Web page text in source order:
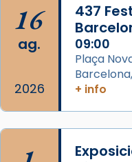
Segons el llibre
apòstol màrtir,
Herodes Agripa
Patró de Galícia,
musulmanes fou
Regnes
Espanya.
El seu sepulcre a
16
ag.
2026
437
09:00
Plaça
+ info